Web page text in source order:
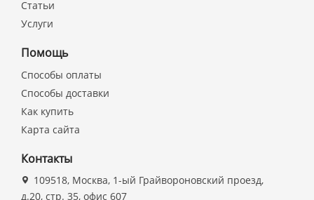
Статьи
Услуги
Помощь
Способы оплаты
Способы доставки
Как купить
Карта сайта
Контакты
109518, Москва, 1-ый Грайвороновский проезд,
д.20, стр. 35, офис 607